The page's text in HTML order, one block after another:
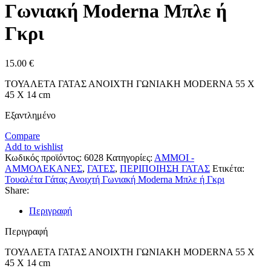
Γωνιακή Moderna Μπλε ή
Γκρι
15.00 €
ΤΟΥΑΛΕΤΑ ΓΑΤΑΣ ΑΝΟΙΧΤΗ ΓΩΝΙΑΚΗ MODERNA 55 X
45 X 14 cm
Εξαντλημένο
Compare
Add to wishlist
Κωδικός προϊόντος: 6028 Κατηγορίες: ΑΜΜΟΙ -
ΑΜΜΟΛΕΚΑΝΕΣ, ΓΑΤΕΣ, ΠΕΡΙΠΟΙΗΣΗ ΓΑΤΑΣ Ετικέτα:
Τουαλέτα Γάτας Ανοιχτή Γωνιακή Moderna Μπλε ή Γκρι
Share:
Περιγραφή
Περιγραφή
ΤΟΥΑΛΕΤΑ ΓΑΤΑΣ ΑΝΟΙΧΤΗ ΓΩΝΙΑΚΗ MODERNA 55 X
45 X 14 cm